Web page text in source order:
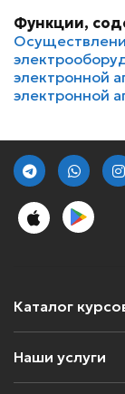
Функции,
электронной
электронной
Каталог
Наши услуги